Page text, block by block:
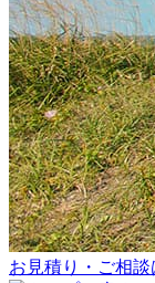
お見積り・ご相談